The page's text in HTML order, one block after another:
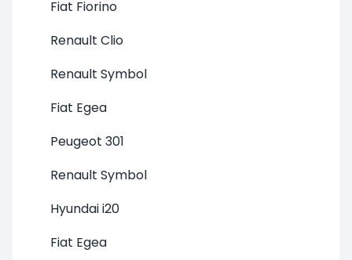
Fiat Fiorino
Renault Clio
Renault Symbol
Fiat Egea
Peugeot 301
Renault Symbol
Hyundai i20
Fiat Egea